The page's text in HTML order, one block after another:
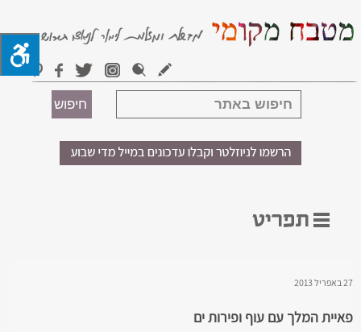
27 באפריל 2013
פאיית המלך עם עוף ופירות ים